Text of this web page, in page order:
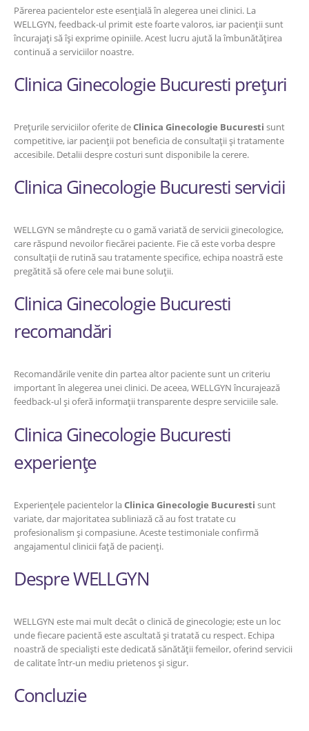
Părerea pacientelor este esențială în alegerea unei clinici. La
WELLGYN, feedback-ul primit este foarte valoros, iar pacienții sunt
încurajați să își exprime opiniile. Acest lucru ajută la îmbunătățirea
continuă a serviciilor noastre.
Clinica Ginecologie Bucuresti prețuri
Prețurile serviciilor oferite deClinica Ginecologie Bucuresti sunt
competitive, iar pacienții pot beneficia de consultații și tratamente
accesibile. Detalii despre costuri sunt disponibile la cerere.
Clinica Ginecologie Bucuresti servicii
WELLGYN se mândrește cu o gamă variată de servicii ginecologice,
care răspund nevoilor fiecărei paciente. Fie că este vorba despre
consultații de rutină sau tratamente specifice, echipa noastră este
pregătită să ofere cele mai bune soluții.
Clinica Ginecologie Bucuresti
recomandări
Recomandările venite din partea altor paciente sunt un criteriu
important în alegerea unei clinici. De aceea, WELLGYN încurajează
feedback-ul și oferă informații transparente despre serviciile sale.
Clinica Ginecologie Bucuresti
experiențe
Experiențele pacientelor laClinica Ginecologie Bucuresti sunt
variate, dar majoritatea subliniază că au fost tratate cu
profesionalism și compasiune. Aceste testimoniale confirmă
angajamentul clinicii față de pacienți.
Despre WELLGYN
WELLGYN este mai mult decât o clinică de ginecologie; este un loc
unde fiecare pacientă este ascultată și tratată cu respect. Echipa
noastră de specialiști este dedicată sănătății femeilor, oferind servicii
de calitate într-un mediu prietenos și sigur.
Concluzie